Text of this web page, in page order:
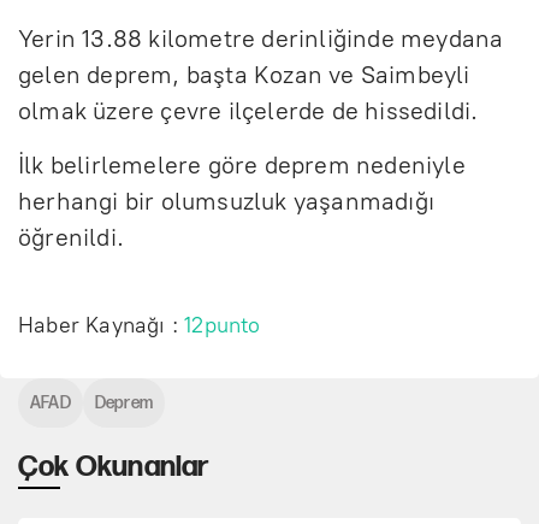
Yerin 13.88 kilometre derinliğinde meydana
gelen deprem, başta Kozan ve Saimbeyli
olmak üzere çevre ilçelerde de hissedildi.
İlk belirlemelere göre deprem nedeniyle
herhangi bir olumsuzluk yaşanmadığı
öğrenildi.
Haber Kaynağı :12punto
Çok Okunanlar
AFAD Deprem